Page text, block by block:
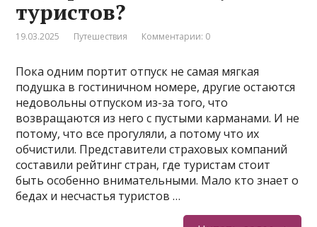
туристов?
19.03.2025 Путешествия Комментарии: 0
Пока одним портит отпуск не самая мягкая
подушка в гостиничном номере, другие остаются
недовольны отпуском из-за того, что
возвращаются из него с пустыми карманами. И не
потому, что все прогуляли, а потому что их
обчистили. Представители страховых компаний
составили рейтинг стран, где туристам стоит
быть особенно внимательными. Мало кто знает о
бедах и несчастья туристов …